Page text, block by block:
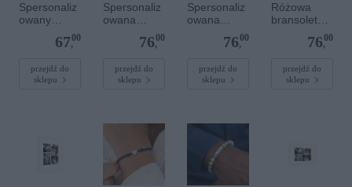
Spersonaliz
owany
plakat - 40 x
67,
00
przejdź do
sklepu
Spersonaliz
owana
bransoletka
sznurkowa -
Srebrne
kółko
76,
00
przejdź do
sklepu
Spersonaliz
owana
bransoletka
sznurkowa -
Złote kółko
76,
00
przejdź do
sklepu
Różowa
bransoletka
dla dzieci -
owana -
Srebrne
76,
00
przejdź do
sklepu